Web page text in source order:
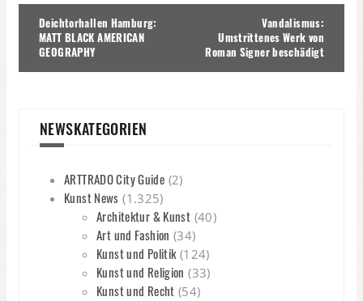
Beitragsnavigation
Deichtorhallen Hamburg:
MATT BLACK AMERICAN
GEOGRAPHY
Vandalismus:
Umstrittenes Werk von
Roman Signer beschädigt
NEWSKATEGORIEN
ARTTRADO City Guide (2)
Kunst News (1.325)
Architektur & Kunst (40)
Art und Fashion (34)
Kunst und Politik(124)
Kunst und Religion (33)
Kunst und Recht (54)